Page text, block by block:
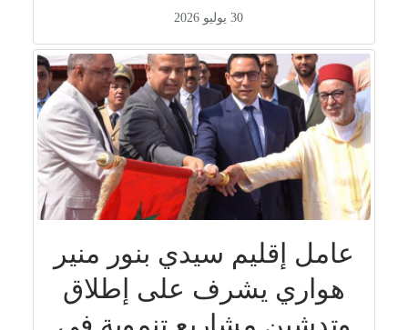
30 يوليو 2026
عامل إقليم سيدي بنور منير
هواري يشرف على إطلاق
وتدشين مشاريع تنموية في